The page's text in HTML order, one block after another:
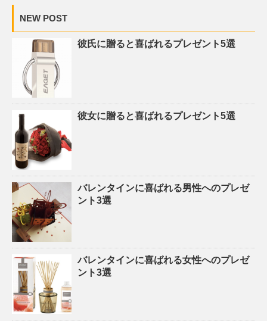
NEW POST
彼氏に贈ると喜ばれるプレゼント5選
彼女に贈ると喜ばれるプレゼント5選
バレンタインに喜ばれる男性へのプレゼ
ント3選
バレンタインに喜ばれる女性へのプレゼ
ント3選